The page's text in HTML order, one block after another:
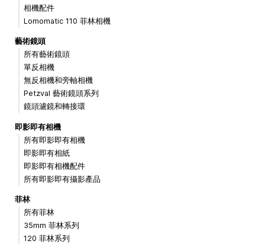
相機配件
Lomomatic 110 菲林相機
藝術鏡頭
所有藝術鏡頭
單反相機
無反相機和旁軸相機
Petzval 藝術鏡頭系列
鏡頭濾鏡和轉接環
即影即有相機
所有即影即有相機
即影即有相紙
即影即有相機配件
所有即影即有攝影產品
菲林
所有菲林
35mm 菲林系列
120 菲林系列